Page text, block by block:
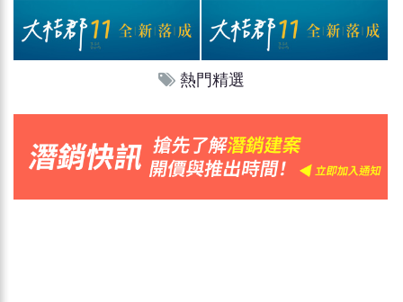
熱門精選